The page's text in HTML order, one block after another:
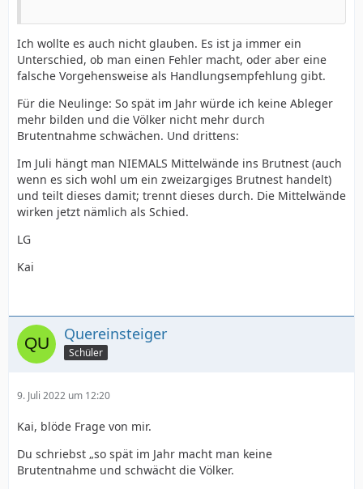
Ich wollte es auch nicht glauben. Es ist ja immer ein
Unterschied, ob man einen Fehler macht, oder aber eine
falsche Vorgehensweise als Handlungsempfehlung gibt.
Für die Neulinge: So spät im Jahr würde ich keine Ableger
mehr bilden und die Völker nicht mehr durch
Brutentnahme schwächen. Und drittens:
Im Juli hängt man NIEMALS Mittelwände ins Brutnest (auch
wenn es sich wohl um ein zweizargiges Brutnest handelt)
und teilt dieses damit; trennt dieses durch. Die Mittelwände
wirken jetzt nämlich als Schied.
LG
Kai
Quereinsteiger
Schüler
9. Juli 2022 um 12:20
Kai, blöde Frage von mir.
Du schriebst „so spät im Jahr macht man keine
Brutentnahme und schwächt die Völker.